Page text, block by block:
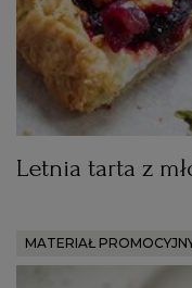
Letnia tarta z
MATERIAŁ